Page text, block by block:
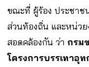
ขณะที่ ผู้ร้อง ประชาช
ส่วนท้องถิ่น และหน่วย
สอดคล้องกัน ว่า กรม
โครงการบรรเทาอุ